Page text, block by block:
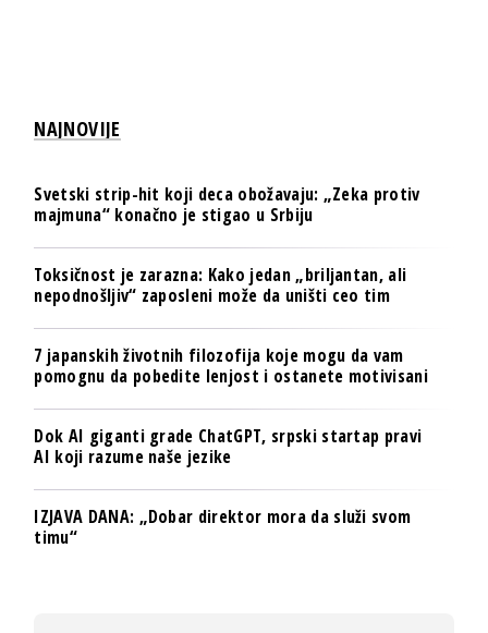
NAJNOVIJE
Svetski strip-hit koji deca obožavaju: „Zeka protiv
majmuna“ konačno je stigao u Srbiju
Toksičnost je zarazna: Kako jedan „briljantan, ali
nepodnošljiv“ zaposleni može da uništi ceo tim
7 japanskih životnih filozofija koje mogu da vam
pomognu da pobedite lenjost i ostanete motivisani
Dok AI giganti grade ChatGPT, srpski startap pravi
AI koji razume naše jezike
IZJAVA DANA: „Dobar direktor mora da služi svom
timu“